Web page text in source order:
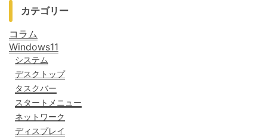
カテゴリー
コラム
Windows11
システム
デスクトップ
タスクバー
スタートメニュー
ネットワーク
ディスプレイ